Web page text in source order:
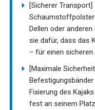
[Sicherer Transport]
Dellen oder
sie dafür, dass das
– für einen
[Maximale
Fixierung des
fest an seinem